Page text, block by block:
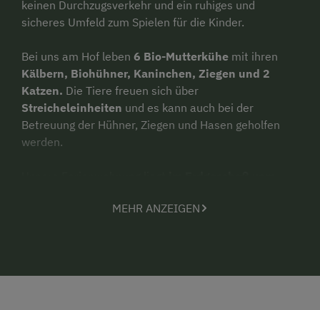
keinen Durchzugsverkehr und ein ruhiges und
sicheres Umfeld zum Spielen für die Kinder.
Bei uns am Hof leben 6 Bio-Mutterkühe mit ihren
Kälbern, Biohühner, Kaninchen, Ziegen und 2
Katzen. Die Tiere freuen sich über
Streicheleinheiten und es kann auch bei der
Betreuung der Hühner, Ziegen und Hasen geholfen
werden.
kleinen Garten mit Terrasse. Hier kann man im
einBalancierbalken, eine Sandmuschel, ein
MEHR ANZEIGEN